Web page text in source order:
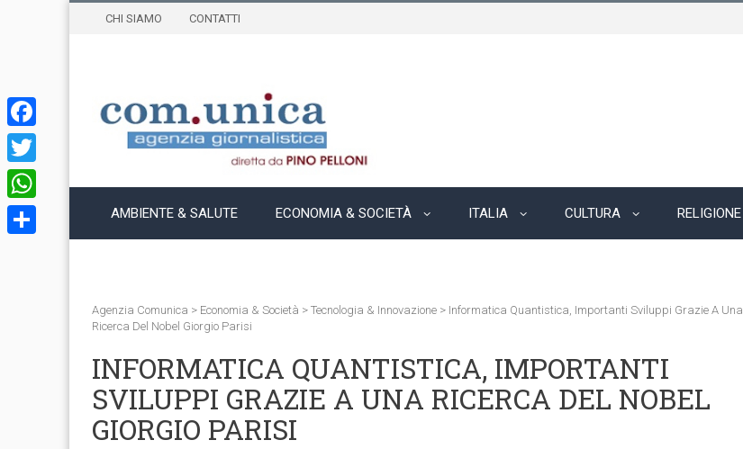
CHI SIAMO CONTATTI
AMBIENTE & SALUTE ECONOMIA & SOCIETÀ ITALIA CULTURA RELIGIONE
Agenzia Comunica > Economia & Società > Tecnologia & Innovazione > Informatica Quantistica, Importanti Sviluppi Grazie A Una
Ricerca Del Nobel Giorgio Parisi
INFORMATICA QUANTISTICA, IMPORTANTI
SVILUPPI GRAZIE A UNA RICERCA DEL NOBEL
GIORGIO PARISI
Facebook
Twitter
WhatsApp